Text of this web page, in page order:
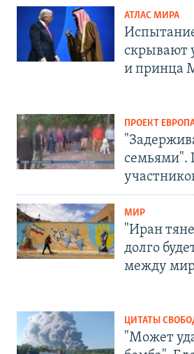
АТЛАС МИРА
скрывают
и принца
ПРОЕКТ
семьями".
МИР
"Иран
долго
между
ЦИТАТЫ
"Может